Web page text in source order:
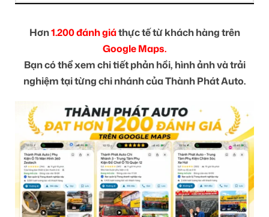
Hơn1.200 đánh giáthực tế từ khách hàng trên
Google Maps.
Bạn có thể xem chi tiết phản hồi, hình ảnh và trải
nghiệm tại từng chi nhánh của Thành Phát Auto.